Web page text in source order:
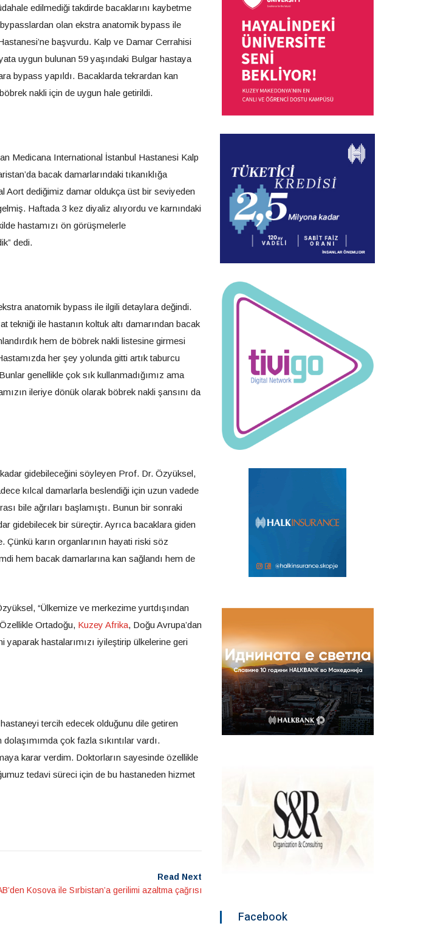
edilmediği takdirde bacaklarını kaybetme
olan ekstra anatomik bypass ile
başvurdu. Kalp ve Damar Cerrahisi
uygun bulunan 59 yaşındaki Bulgar hastaya
bypass yapıldı. Bacaklarda tekrardan kan
nakli için de uygun hale getirildi.
Medicana International İstanbul Hastanesi Kalp
bacak damarlarındaki tıkanıklığa
Aort dediğimiz damar oldukça üst bir seviyeden
Haftada 3 kez diyaliz alıyordu ve karnındaki
hastamızı ön görüşmelerle
dedi.
anatomik bypass ile ilgili detaylara değindi.
tekniği ile hastanın koltuk altı damarından bacak
hem de böbrek nakli listesine girmesi
her şey yolunda gitti artık taburcu
genellikle çok sık kullanmadığımız ama
ileriye dönük olarak böbrek nakli şansını da
gidebileceğini söyleyen Prof. Dr. Özyüksel,
kılcal damarlarla beslendiği için uzun vadede
bile ağrıları başlamıştı. Bunun bir sonraki
gidebilecek bir süreçtir. Ayrıca bacaklara giden
Çünkü karın organlarının hayati riski söz
hem bacak damarlarına kan sağlandı hem de
“Ülkemize ve merkezime yurtdışından
Ortadoğu, Kuzey Afrika, Doğu Avrupa’dan
hastalarımızı iyileştirip ülkelerine geri
tercih edecek olduğunu dile getiren
çok fazla sıkıntılar vardı.
karar verdim. Doktorların sayesinde özellikle
tedavi süreci için de bu hastaneden hizmet
Read Next
Kosova ile Sırbistan’a gerilimi azaltma çağrısı
Facebook